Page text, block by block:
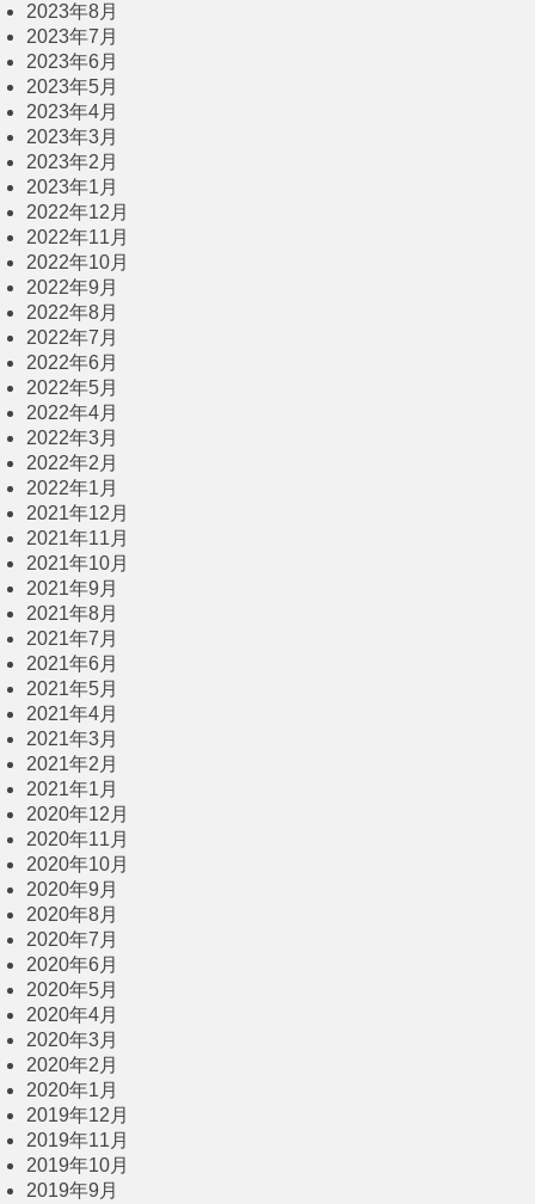
2023年8月
2023年7月
2023年6月
2023年5月
2023年4月
2023年3月
2023年2月
2023年1月
2022年12月
2022年11月
2022年10月
2022年9月
2022年8月
2022年7月
2022年6月
2022年5月
2022年4月
2022年3月
2022年2月
2022年1月
2021年12月
2021年11月
2021年10月
2021年9月
2021年8月
2021年7月
2021年6月
2021年5月
2021年4月
2021年3月
2021年2月
2021年1月
2020年12月
2020年11月
2020年10月
2020年9月
2020年8月
2020年7月
2020年6月
2020年5月
2020年4月
2020年3月
2020年2月
2020年1月
2019年12月
2019年11月
2019年10月
2019年9月